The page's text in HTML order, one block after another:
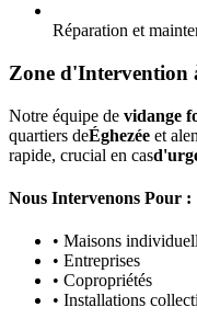
Réparation et
Zone d'Intervention
Notre équipe de vidange
quartiers deÉghezée et
rapide, crucial en cas
Nous Intervenons Pour :
• Maisons
• Entreprises
• Copropriétés
• Installations